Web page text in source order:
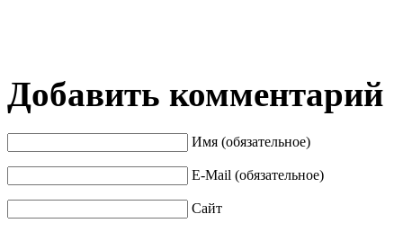
Добавить комментарий
Имя (обязательное)
E-Mail (обязательное)
Сайт